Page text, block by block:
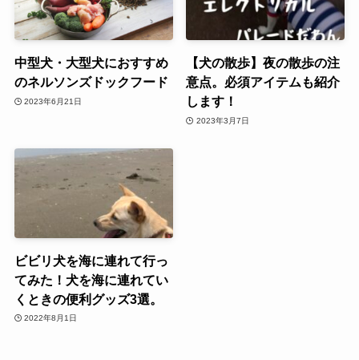
中型犬・大型犬におすすめ
のネルソンズドックフード
2023年6月21日
【犬の散歩】夜の散歩の注
意点。必須アイテムも紹介
します！
2023年3月7日
ビビリ犬を海に連れて行っ
てみた！犬を海に連れてい
くときの便利グッズ3選。
2022年8月1日